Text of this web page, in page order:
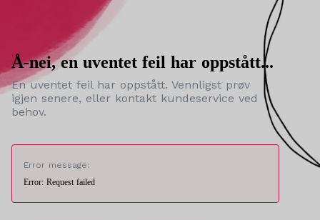
Å-nei, en uventet feil har oppstått...
En uventet feil har oppstått. Vennligst prøv
igjen senere, eller kontakt kundeservice ved
behov.
Error message:
Error: Request failed